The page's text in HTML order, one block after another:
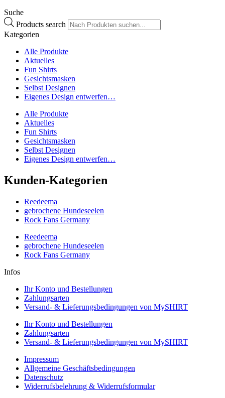
Suche
Products search
Kategorien
Alle Produkte
Aktuelles
Fun Shirts
Gesichtsmasken
Selbst Designen
Eigenes Design entwerfen…
Alle Produkte
Aktuelles
Fun Shirts
Gesichtsmasken
Selbst Designen
Eigenes Design entwerfen…
Kunden-Kategorien
Reedeema
gebrochene Hundeseelen
Rock Fans Germany
Reedeema
gebrochene Hundeseelen
Rock Fans Germany
Infos
Ihr Konto und Bestellungen
Zahlungsarten
Versand- & Lieferungsbedingungen von MySHIRT
Ihr Konto und Bestellungen
Zahlungsarten
Versand- & Lieferungsbedingungen von MySHIRT
Impressum
Allgemeine Geschäftsbedingungen
Datenschutz
Widerrufsbelehrung & Widerrufsformular